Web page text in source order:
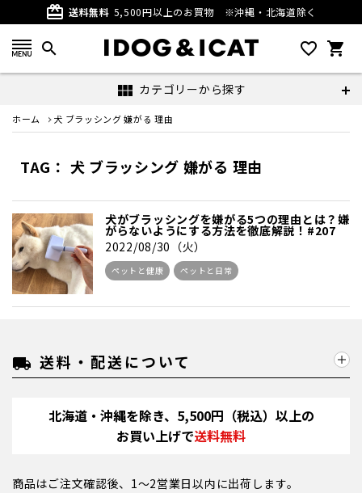
card_giftcard 送料無料 5,500円以上のお買物 ※沖縄・北海道除く
search favorite_outline shopping_cart
view_module カテゴリーから探す
ホーム 犬 ブラッシング 嫌がる 理由
TAG： 犬 ブラッシング 嫌がる 理由
犬がブラッシングを嫌がる5つの理由とは？嫌
がらないようにする方法を徹底解説！#207
2022/08/30（火）
ペットと健康 ペットと日常
local_shipping 送料・配送について
北海道・沖縄を除き、5,500円（税込）以上の
お買い上げで送料無料
商品はご注文確認後、1～2営業日以内に出荷します。